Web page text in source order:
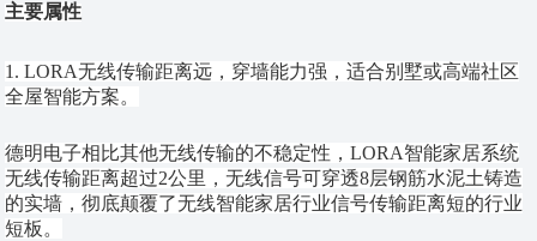
主要属性
1. LORA无线传输距离远，穿墙能力强，适合别墅或高端社区
全屋智能方案。
德明电子相比其他无线传输的不稳定性，LORA智能家居系统
无线传输距离超过2公里，无线信号可穿透8层钢筋水泥土铸造
的实墙，彻底颠覆了无线智能家居行业信号传输距离短的行业
短板。